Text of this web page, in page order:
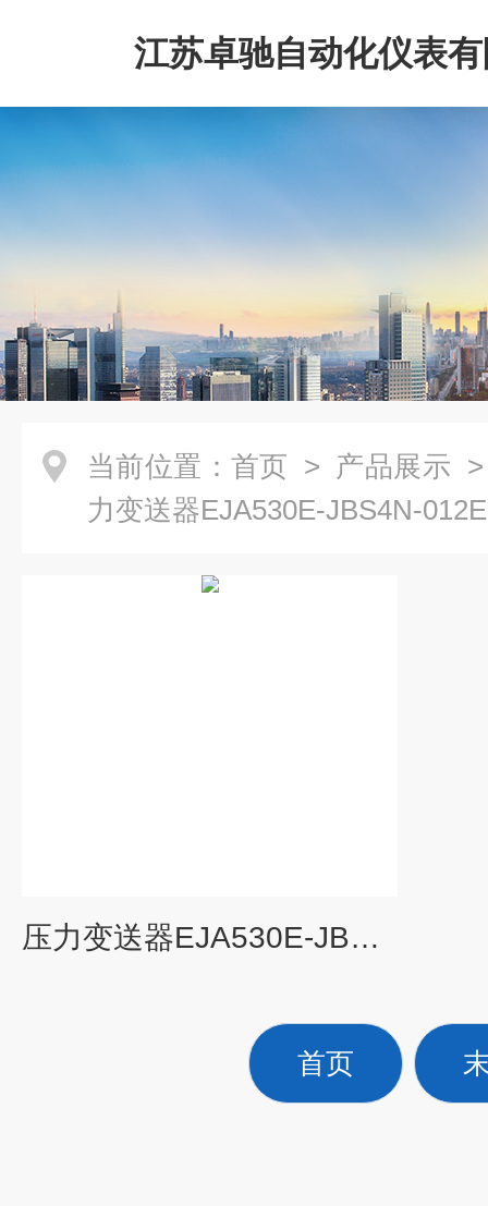
江苏卓驰自动化仪表
当前位置： 首页 > 产品展示
力变送器EJA530E-JBS4N-
压力变送器EJA530E-JBS4N-012EL/NF2
首页